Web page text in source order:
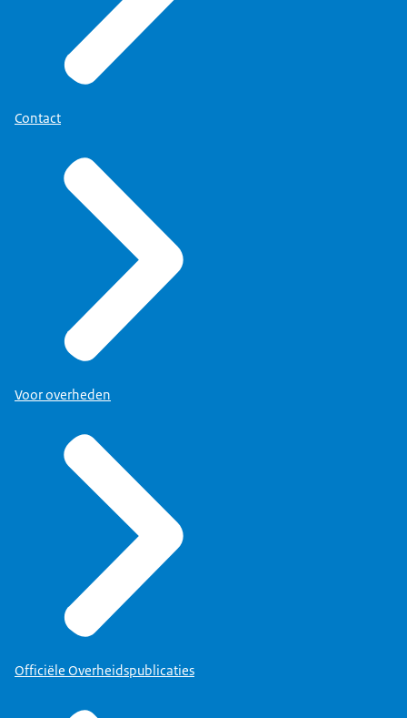
Contact
Voor overheden
Officiële Overheidspublicaties